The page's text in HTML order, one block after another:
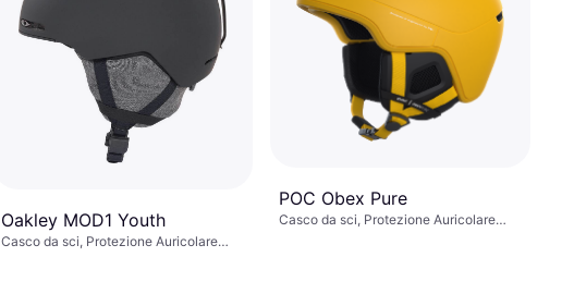
Oakley MOD1 Youth
Casco da sci, Protezione Auricolare
POC Obex Pure
Casco da sci, Protezione Auricolare